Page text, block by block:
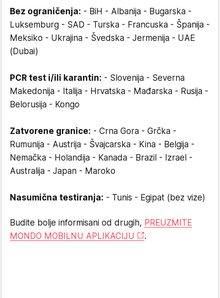
Bez ograničenja: - BiH - Albanija - Bugarska -
Luksemburg - SAD - Turska - Francuska - Španija -
Meksiko - Ukrajina - Švedska - Jermenija - UAE
(Dubai)
PCR test i/ili karantin: - Slovenija - Severna
Makedonija - Italija - Hrvatska - Mađarska - Rusija -
Belorusija - Kongo
Zatvorene granice: - Crna Gora - Grčka -
Rumunija - Austrija - Švajcarska - Kina - Belgija -
Nemačka - Holandija - Kanada - Brazil - Izrael -
Australija - Japan - Maroko
Nasumična testiranja: - Tunis - Egipat (bez vize)
Budite bolje informisani od drugih, PREUZMITE
MONDO MOBILNU APLIKACIJU
.